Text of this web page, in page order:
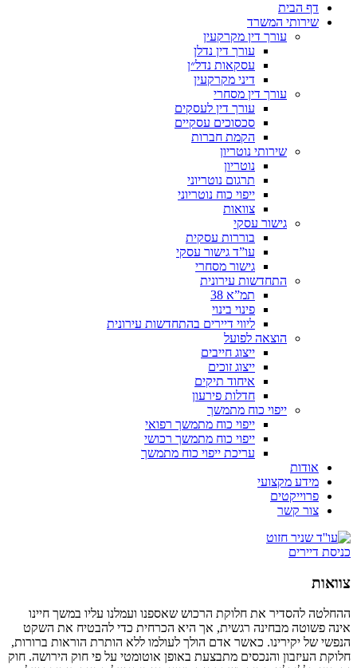
דף הבית
שירותי המשרד
עורך דין מקרקעין
עורך דין נדלן
עסקאות נדל״ן
דיני מקרקעין
עורך דין מסחרי
עורך דין לעסקים
סכסוכים עסקיים
הקמת חברות
שירותי נוטריון
נוטריון
תרגום נוטריוני
ייפוי כוח נוטריוני
צוואות
גישור עסקי
בוררות עסקית
עו”ד גישור עסקי
גישור מסחרי
התחדשות עירונית
תמ”א 38
פינוי בינוי
ליווי דיירים בהתחדשות עירונית
הוצאה לפועל
ייצוג חייבים
ייצוג זוכים
איחוד תיקים
חדלות פירעון
ייפוי כוח מתמשך
ייפוי כוח מתמשך רפואי
ייפוי כוח מתמשך רכושי
עריכת ייפוי כוח מתמשך
אודות
מידע מקצועי
פרוייקטים
צור קשר
כניסת דיירים
צוואות
ההחלטה להסדיר את חלוקת הרכוש שאספנו ועמלנו עליו במשך חיינו
אינה פשוטה מבחינה רגשית, אך היא הכרחית כדי להבטיח את השקט
הנפשי של יקירינו. כאשר אדם הולך לעולמו ללא הותרת הוראות ברורות,
חלוקת העיזבון והנכסים מתבצעת באופן אוטומטי על פי חוק הירושה. חוק